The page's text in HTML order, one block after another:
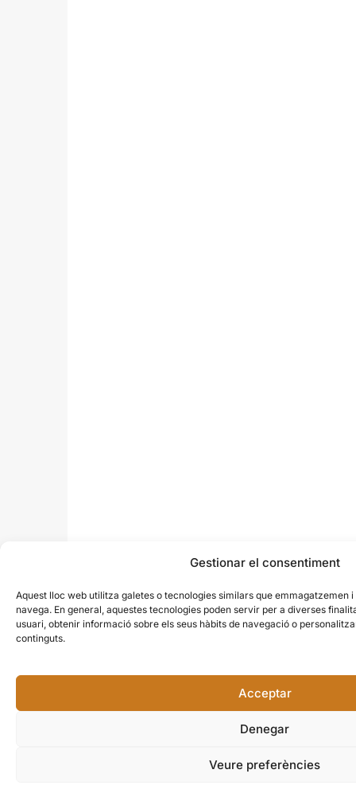
Gestionar el consentiment
Aquest lloc web utilitza galetes o tecnologies similars que emmagatzemen
navega. En general, aquestes tecnologies poden servir per a diverses
usuari, obtenir informació sobre els seus hàbits de navegació o
continguts.
Acceptar
Denegar
Veure preferències